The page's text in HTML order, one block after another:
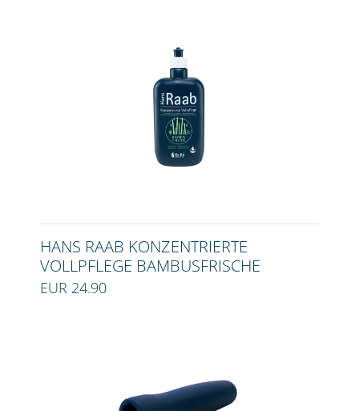
HANS RAAB KONZENTRIERTE
VOLLPFLEGE BAMBUSFRISCHE
EUR 24.90